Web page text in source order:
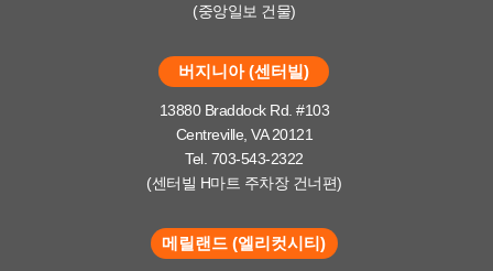
(중앙일보 건물)
버지니아 (센터빌)
13880 Braddock Rd. #103
Centreville, VA 20121
Tel. 703-543-2322
(센터빌 H마트 주차장 건너편)
메릴랜드 (엘리컷시티)